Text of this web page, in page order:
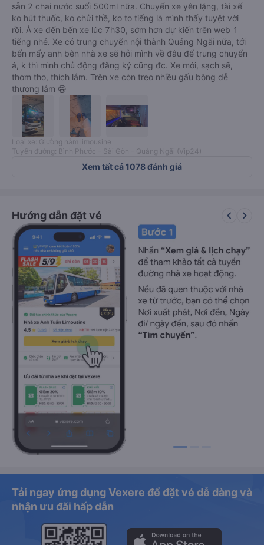
sẵn 2 chai nước suối 500ml nữa. Chuyến xe yên lặng, tài xế
ko hút thuốc, ko chửi thề, ko to tiếng là mình thấy tuyệt vời
rồi. À xe đến bến xe lúc 7h30, sớm hơn dự kiến trên web 1
tiếng nhé. Xe có trung chuyển nội thành Quảng Ngãi nữa, tới
bến mấy anh bên nhà xe sẽ hỏi mình về đâu để trung chuyển
á, k thì mình chủ động đăng ký cũng đc. Xe mới, sạch sẽ,
thơm tho, thích lắm. Trên xe còn treo nhiều gấu bông dễ
thương lắm 😁
Loại xe: Giường nằm limousine
Tuyến đường: Bình Phước - Sài Gòn - Quảng Ngãi (Vip24)
Xem tất cả 1078 đánh giá
Hướng dẫn đặt vé keyboard_arrow_left keyboard_arrow_right
Tải ngay ứng dụng Vexere để đặt vé dễ dàng và
nhận ưu đãi hấp dẫn